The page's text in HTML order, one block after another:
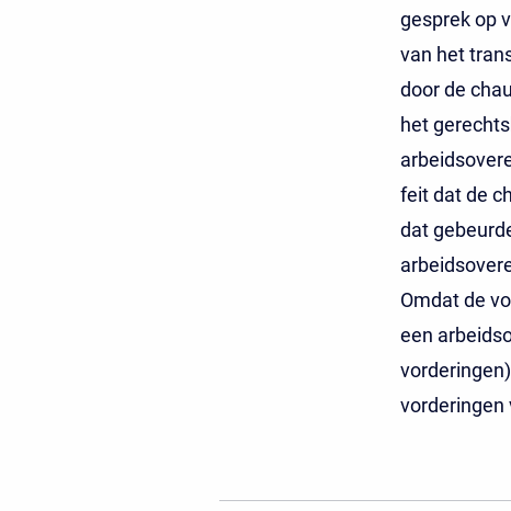
gesprek op
van het
door de
het
feit dat de
dat
Omdat de
een
vorderingen